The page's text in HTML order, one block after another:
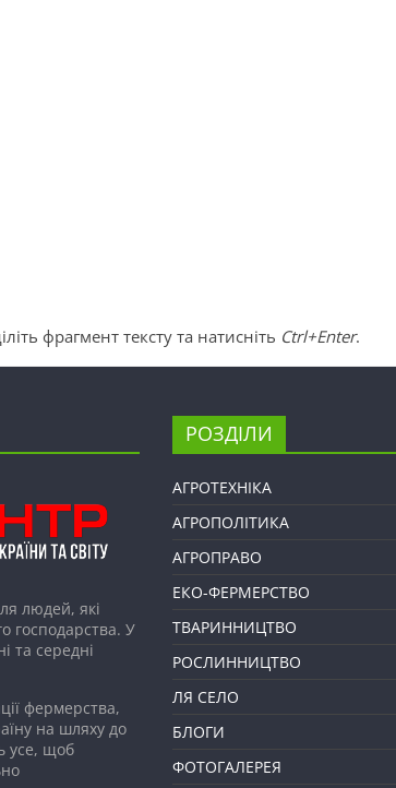
фрагмент тексту та натисніть Ctrl+Enter.
людей, які
господарства. У
та середні
фермерства,
на шляху до
усе, щоб
РОЗДІЛИ
АГРОТЕХНІКА
АГРОПОЛІТИКА
АГРОПРАВО
ЕКО-ФЕРМЕРСТВО
ТВАРИННИЦТВО
РОСЛИННИЦТВО
ЛЯ СЕЛО
БЛОГИ
ФОТОГАЛЕРЕЯ